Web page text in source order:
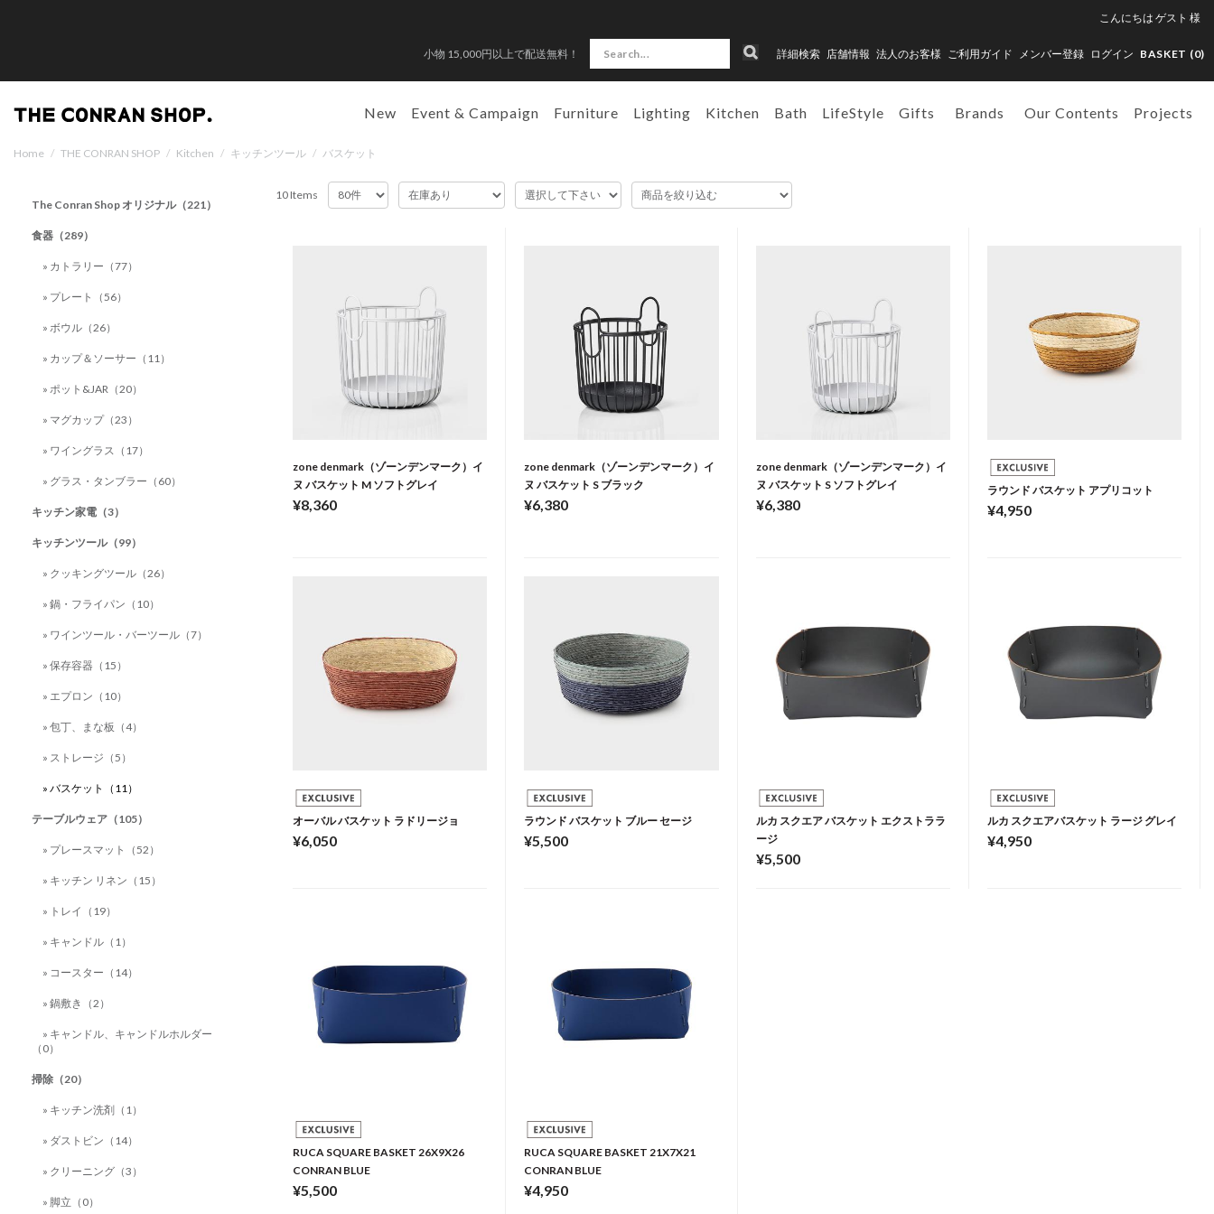
こんにちは ゲスト 様
小物 15,000円以上で配送無料！ 詳細検索 店舗情報 法人のお客様 ご利用ガイド メンバー登録 ログイン BASKET (0)
New Event & Campaign Furniture Lighting Kitchen Bath LifeStyle Gifts Brands Our Contents Projects
Home / THE CONRAN SHOP / Kitchen / キッチンツール / バスケット
10 Items
zone denmark（ゾーンデンマーク）イ
ヌ バスケット M ソフトグレイ
¥8,360
zone denmark（ゾーンデンマーク）イ
ヌ バスケット S ブラック
¥6,380
zone denmark（ゾーンデンマーク）イ
ヌ バスケット S ソフトグレイ
¥6,380
ラウンド バスケット アプリコット
¥4,950
オーバル バスケット ラドリージョ
¥6,050
ラウンド バスケット ブルー セージ
¥5,500
ルカ スクエア バスケット エクストララ
ージ
¥5,500
ルカ スクエアバスケット ラージ グレイ
¥4,950
RUCA SQUARE BASKET 26X9X26
CONRAN BLUE
¥5,500
RUCA SQUARE BASKET 21X7X21
CONRAN BLUE
¥4,950
The Conran Shop オリジナル（221）
食器（289）
» カトラリー（77）
» プレート（56）
» ボウル（26）
» カップ＆ソーサー（11）
» ポット&JAR（20）
» マグカップ（23）
» ワイングラス（17）
» グラス・タンブラー（60）
キッチン家電（3）
キッチンツール（99）
» クッキングツール（26）
» 鍋・フライパン（10）
» ワインツール・バーツール（7）
» 保存容器（15）
» エプロン（10）
» 包丁、まな板（4）
» ストレージ（5）
» バスケット（11）
テーブルウェア（105）
» プレースマット（52）
» キッチン リネン（15）
» トレイ（19）
» キャンドル（1）
» コースター（14）
» 鍋敷き（2）
» キャンドル、キャンドルホルダー
（0）
掃除（20）
» キッチン洗剤（1）
» ダストビン（14）
» クリーニング（3）
» 脚立（0）